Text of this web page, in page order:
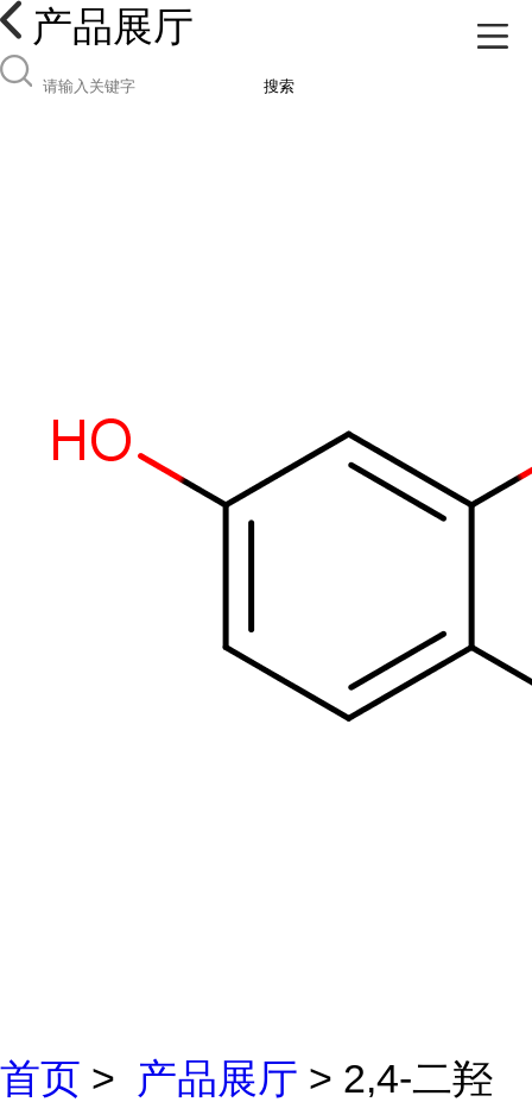
产品展厅
搜索
首页 > 产品展厅 > 2,4-二羟